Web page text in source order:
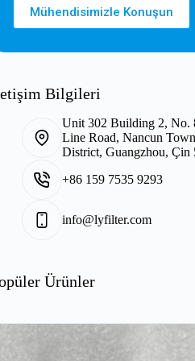
Mühendisimizle Konuşun
Bilgileri
Unit 302 Building 2, No.
Line Road, Nancun
District, Guangzhou, Çin
+86 159 7535 9293
info@lyfilter.com
Ürünler